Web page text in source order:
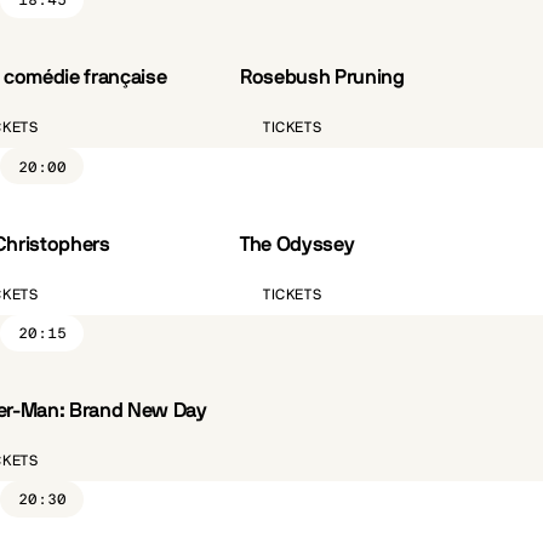
comédie française Rosebush Pruning
VO.ST.FR
TICKETS
20:00
CÔTÉ PARC The Odyssey
VO.ST.FR
TICKETS
20:15
Man: Brand New Day
20:30